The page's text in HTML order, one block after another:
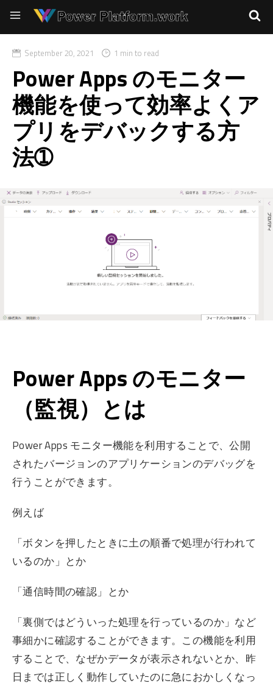
September 20, 2021 1 min to read
Power Apps のモニター
機能を使って効率よくア
プリをデバックする方
法➀
Power Apps のモニター
（監視）とは
Power Apps モニター機能を利用することで、公開
されたバージョンのアプリケーションのデバッグを
行うことができます。
例えば
「ボタンを押したときに土の順番で処理が行われて
いるのか」とか
「通信時間の確認」とか
「裏側ではどういった処理を行っているのか」など
事細かに確認することができます。この機能を利用
することで、なぜかデータが表示されないとか、昨
日までは正しく動作していたのに急におかしくなっ